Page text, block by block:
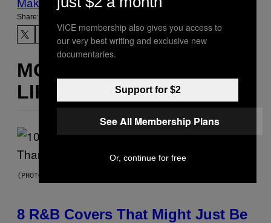
Share:
MORE
LIKE THIS
(PHOTO BY EBET ROBERTS/REDFERNS)
8 R&B Covers That Might Just Be
VICE membership also gives you access to
our very best writing and exclusive new
documentaries.
Support for $2
See All Membership Plans
Or, continue for free